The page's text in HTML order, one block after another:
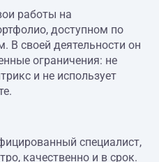
работы на
доступном по
В своей деятельности он
ограничения: не
и не использует
специалист,
качественно и в срок.